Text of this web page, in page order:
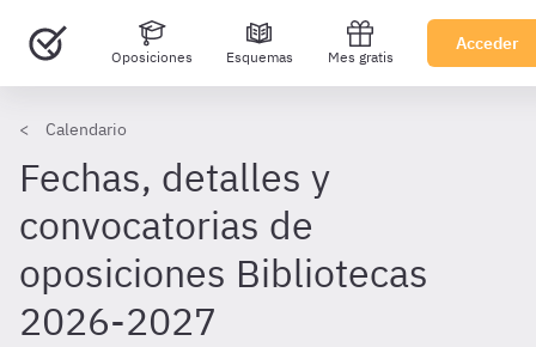
Oposiciones Esquemas Mes gratis
Acceder
Calendario
Fechas, detalles y
convocatorias de
oposiciones Bibliotecas
2026-2027